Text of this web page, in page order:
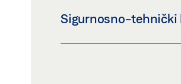
Preuzmi (PNG)
Sigurnosno-tehnički